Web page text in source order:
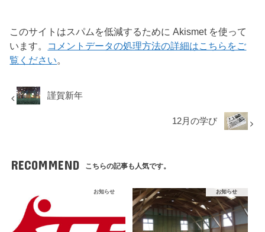
このサイトはスパムを低減するために Akismet を使って
います。 コメントデータの処理方法の詳細はこちらをご
覧ください。
謹賀新年
12月の学び
RECOMMEND こちらの記事も人気です。
お知らせ お知らせ